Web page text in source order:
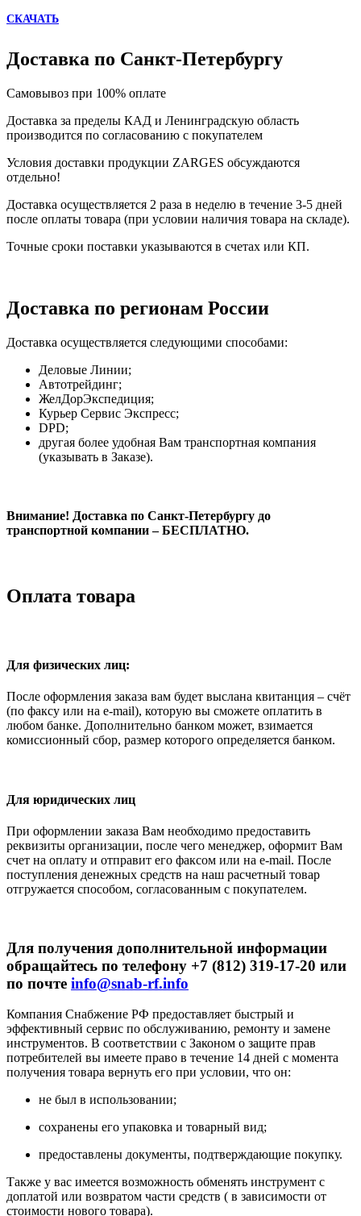
СКАЧАТЬ
Доставка по Санкт-Петербургу
Самовывоз при 100% оплате
Доставка за пределы КАД и Ленинградскую область
производится по согласованию с покупателем
Условия доставки продукции ZARGES обсуждаются
отдельно!
Доставка осуществляется 2 раза в неделю в течение 3-5 дней
после оплаты товара (при условии наличия товара на складе).
Точные сроки поставки указываются в счетах или КП.
Доставка по регионам России
Доставка осуществляется следующими способами:
Деловые Линии;
Автотрейдинг;
ЖелДорЭкспедиция;
Курьер Сервис Экспресс;
DPD;
другая более удобная Вам транспортная компания
(указывать в Заказе).
Внимание! Доставка по Санкт-Петербургу до
транспортной компании – БЕСПЛАТНО.
Оплата товара
Для физических лиц:
После оформления заказа вам будет выслана квитанция – счёт
(по факсу или на e-mail), которую вы сможете оплатить в
любом банке. Дополнительно банком может, взимается
комиссионный сбор, размер которого определяется банком.
Для юридических лиц
При оформлении заказа Вам необходимо предоставить
реквизиты организации, после чего менеджер, оформит Вам
счет на оплату и отправит его факсом или на e-mail. После
поступления денежных средств на наш расчетный товар
отгружается способом, согласованным с покупателем.
Для получения дополнительной информации
обращайтесь по телефону +7 (812) 319-17-20 или
по почте info@snab-rf.info
Компания Снабжение РФ предоставляет быстрый и
эффективный сервис по обслуживанию, ремонту и замене
инструментов. В соответствии с Законом о защите прав
потребителей вы имеете право в течение 14 дней с момента
получения товара вернуть его при условии, что он:
не был в использовании;
сохранены его упаковка и товарный вид;
предоставлены документы, подтверждающие покупку.
Также у вас имеется возможность обменять инструмент с
доплатой или возвратом части средств ( в зависимости от
стоимости нового товара).